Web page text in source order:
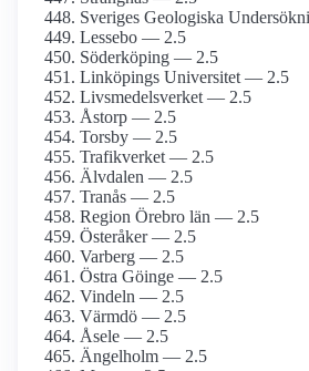
Sveriges Geologiska
Lessebo — 2.5
Söderköping — 2.5
Linköpings Universitet — 2.5
Livsmedelsverket — 2.5
Åstorp — 2.5
Torsby — 2.5
Trafikverket — 2.5
Älvdalen — 2.5
Tranås — 2.5
Region Örebro län — 2.5
Österåker — 2.5
Varberg — 2.5
Östra Göinge — 2.5
Vindeln — 2.5
Värmdö — 2.5
Åsele — 2.5
Ängelholm — 2.5